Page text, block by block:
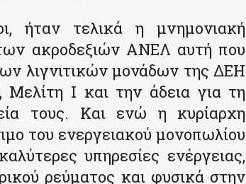
ήταν τελικά η μνημονιακή
ακροδεξιών ΑΝΕΛ αυτή που
λιγνιτικών μονάδων της ΔΕΗ
I και την άδεια για τη
τους. Και ενώ η κυρίαρχη
του ενεργειακού μονοπωλίου
υπηρεσίες ενέργειας,
ρεύματος και φυσικά στην